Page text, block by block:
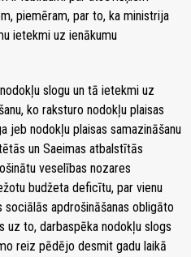
piemēram, par to, ka ministrija
ietekmi uz ienākumu
slogu un tā ietekmi uz
ko raksturo nodokļu plaisas
jeb nodokļu plaisas samazināšanu
un Saeimas atbalstītās
veselības nozares
budžeta deficītu, par vienu
apdrošināšanas obligāto
uz to, darbaspēka nodokļu slogs
reiz pēdējo desmit gadu laikā